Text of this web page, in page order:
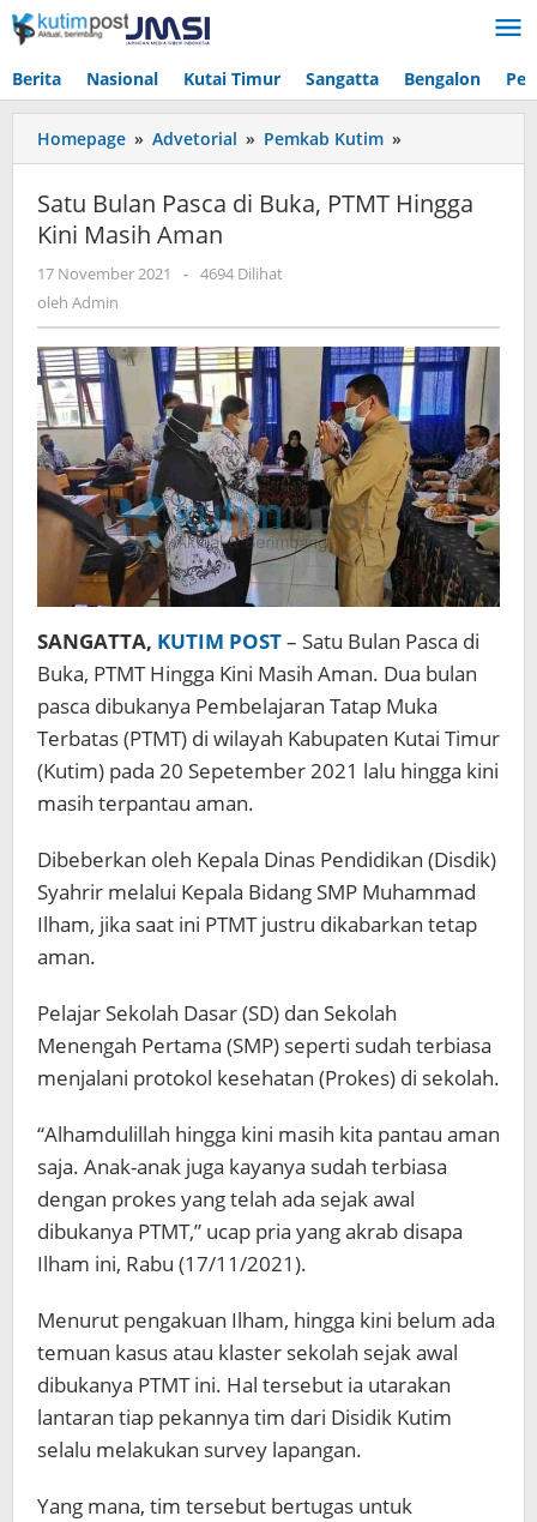
Lewati
ke
Berita Nasional Kutai Timur Sangatta Bengalon
Homepage » Advetorial » Pemkab Kutim »
Bulan
di
Aman
Satu Bulan Pasca di Buka, PTMT Hingga
Kini Masih Aman
17 November 2021
oleh
- 4694 Dilihat
oleh Admin
SANGATTA, KUTIM POST– Satu Bulan Pasca di
Buka, PTMT Hingga Kini Masih Aman. Dua bulan
pasca dibukanya Pembelajaran Tatap Muka
Terbatas (PTMT) di wilayah Kabupaten Kutai Timur
(Kutim) pada 20 Sepetember 2021 lalu hingga kini
masih terpantau aman.
Dibeberkan oleh Kepala Dinas Pendidikan (Disdik)
Syahrir melalui Kepala Bidang SMP Muhammad
Ilham, jika saat ini PTMT justru dikabarkan tetap
aman.
Pelajar Sekolah Dasar (SD) dan Sekolah
Menengah Pertama (SMP) seperti sudah terbiasa
menjalani protokol kesehatan (Prokes) di sekolah.
“Alhamdulillah hingga kini masih kita pantau aman
saja. Anak-anak juga kayanya sudah terbiasa
dengan prokes yang telah ada sejak awal
dibukanya PTMT,” ucap pria yang akrab disapa
Ilham ini, Rabu (17/11/2021).
Menurut pengakuan Ilham, hingga kini belum ada
temuan kasus atau klaster sekolah sejak awal
dibukanya PTMT ini. Hal tersebut ia utarakan
lantaran tiap pekannya tim dari Disidik Kutim
selalu melakukan survey lapangan.
Yang mana, tim tersebut bertugas untuk